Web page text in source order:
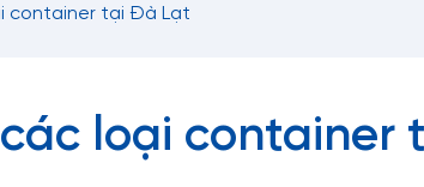
container tại Đà Lạt
loại container